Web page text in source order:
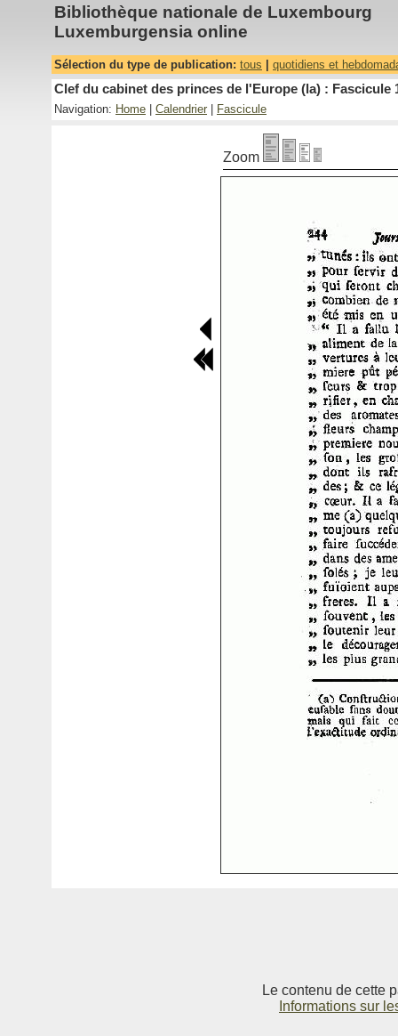
Bibliothèque nationale de Luxembourg
Luxemburgensia online
Sélection du type de publication: tous quotidiens et
Clef du cabinet des princes de l'Europe (la) : Fascicule
Navigation: Home Calendrier Fascicule
Zoom
Le contenu de cette
Informations sur